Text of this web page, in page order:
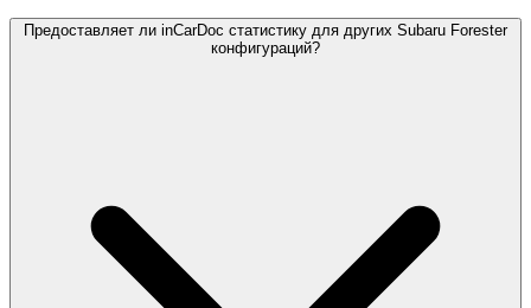
Предоставляет ли inCarDoc статистику для других Subaru Forester
конфигураций?